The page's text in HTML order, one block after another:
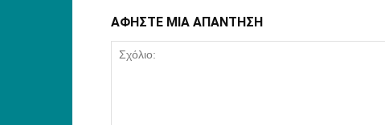
ΑΦΗΣΤΕ ΜΙΑ ΑΠΑΝΤΗΣΗ